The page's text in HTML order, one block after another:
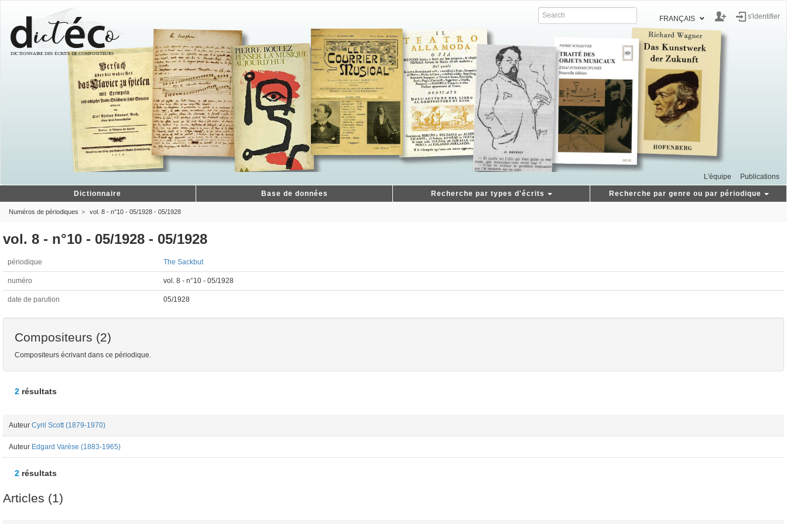
FRANÇAIS s'identifier
L'équipe Publications
Dictionnaire Base de données Recherche par types d'écrits Recherche par genre ou par périodique
Numéros de périodiques vol. 8 - n°10 - 05/1928 - 05/1928
vol. 8 - n°10 - 05/1928 - 05/1928
périodique The Sackbut
numéro vol. 8 - n°10 - 05/1928
date de parution 05/1928
Compositeurs (2)
Compositeurs écrivant dans ce périodique.
2 résultats
Auteur Cyril Scott (1879-1970)
Auteur Edgard Varèse (1883-1965)
2 résultats
Articles (1)